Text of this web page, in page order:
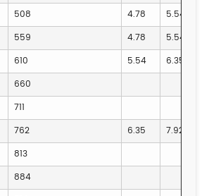
508 4.78 5.54
559 4.78 5.54
610 5.54 6.35
660
711
762 6.35 7.92
813
884